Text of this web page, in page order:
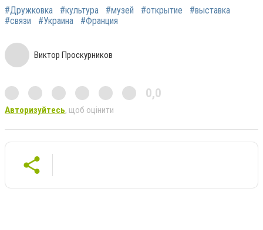
#Дружковка #культура #музей #открытие
#выставка
#связи
#Украина #Франция
Виктор Проскурников
0,0
Авторизуйтесь, щоб оцінити